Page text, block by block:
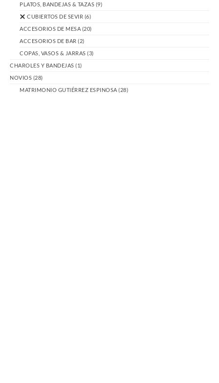
PLATOS, BANDEJAS & TAZAS (9)
CUBIERTOS DE SEVIR (6)
ACCESORIOS DE MESA (20)
ACCESORIOS DE BAR (2)
COPAS, VASOS & JARRAS (3)
CHAROLES Y BANDEJAS (1)
NOVIOS (28)
MATRIMONIO GUTIÉRREZ ESPINOSA (28)